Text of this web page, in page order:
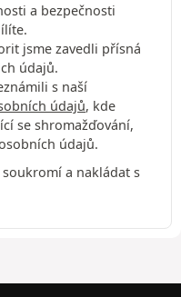
a bezpečnosti
jsme zavedli přísná
údajů.
s naší
údajů, kde
se shromažďování,
údajů.
soukromí a nakládat s